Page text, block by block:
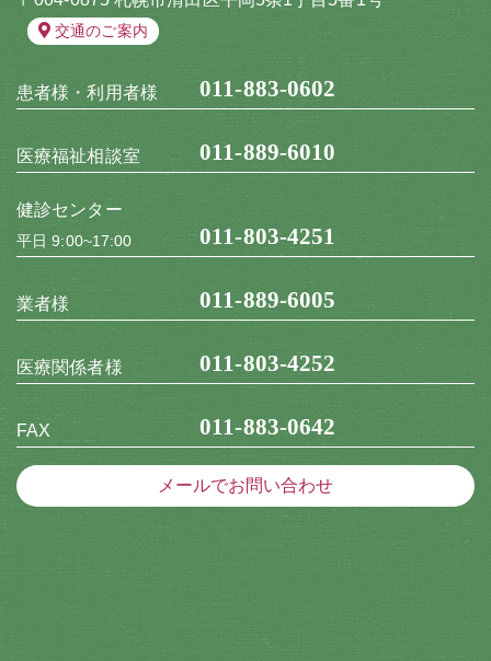
交通のご案内
患者様・利用者様 011-883-0602
医療福祉相談室 011-889-6010
健診センター
平日 9:00~17:00 011-803-4251
業者様 011-889-6005
医療関係者様 011-803-4252
FAX 011-883-0642
メールでお問い合わせ